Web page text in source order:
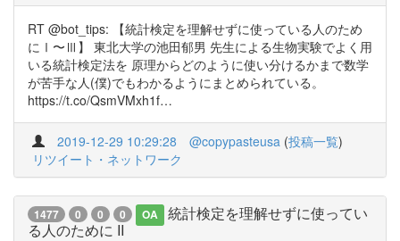
RT @bot_tips: 【統計検定を理解せずに使っている人のため
にⅠ〜Ⅲ】 東北大学の池田郁男 先生による生物実験でよく用
いる統計検定法を 原理からどのように使い分けるかまで数学
が苦手な人(僕)でもわかるようにまとめられている。
https://t.co/QsmVMxh1f…
2019-12-29 10:29:28 @copypasteusa (投稿一覧)
リツイート・ネットワーク
1477 0 0 0 OA
統計検定を理解せずに使ってい
る人のために II